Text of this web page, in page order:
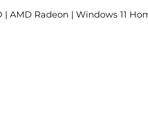
| AMD Radeon | Windows 11